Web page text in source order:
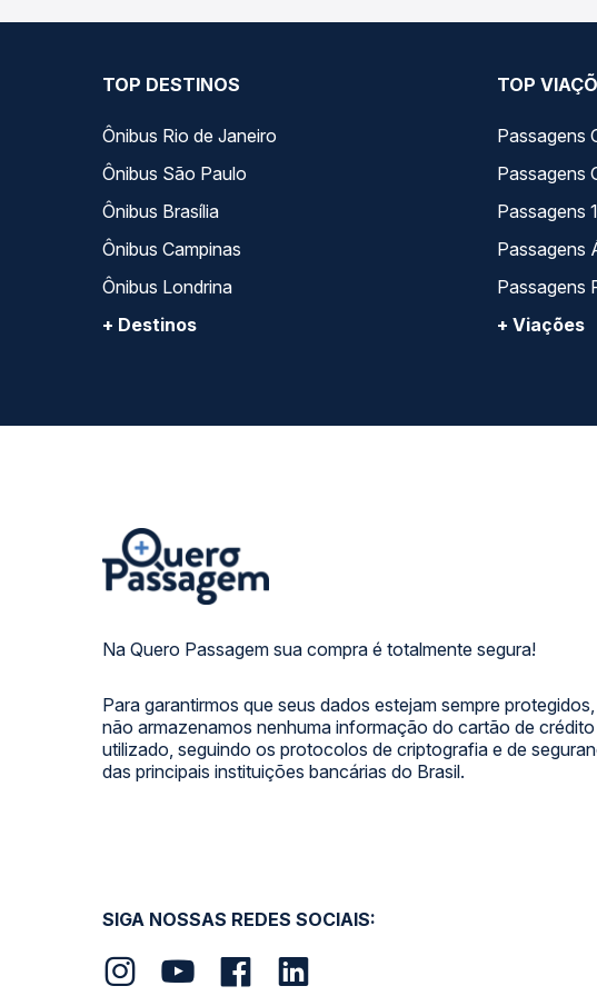
TOP DESTINOS
Ônibus Rio de Janeiro
Ônibus São Paulo
Ônibus Brasília
Ônibus Campinas
Ônibus Londrina
+ Destinos
TOP
Passagens
Passagens
Passagens
Passagens
Passagens
+ Viações
Na Quero Passagem sua compra é totalmente segura!
Para garantirmos que seus dados estejam sempre protegidos,
não armazenamos nenhuma informação do cartão de crédito
utilizado, seguindo os protocolos de criptografia e de
das principais instituições bancárias do Brasil.
SIGA NOSSAS REDES SOCIAIS: